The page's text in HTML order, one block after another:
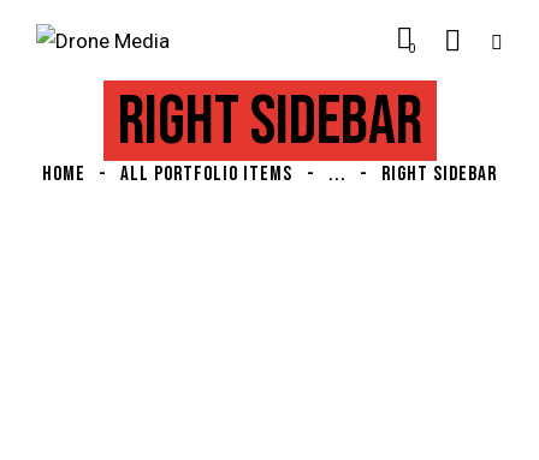
0
RIGHT SIDEBAR
HOME ALL PORTFOLIO ITEMS ... RIGHT SIDEBAR